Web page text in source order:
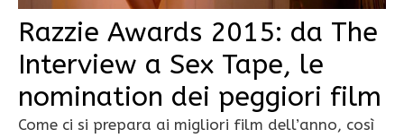
Razzie Awards 2015: da The
Interview a Sex Tape, le
nomination dei peggiori film
Come ci si prepara ai migliori film dell’anno, così